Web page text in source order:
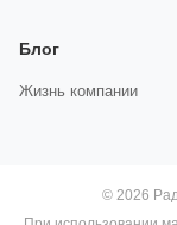
Блог
Жизнь компании
© 2026